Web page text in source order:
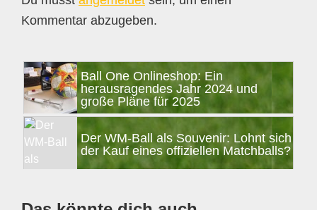
Kommentar abzugeben.
SeitenspalteBall One Onlineshop: Ein
herausragendes Jahr 2024 und
große Pläne für 2025
Der WM-Ball als Souvenir: Lohnt sich
der Kauf eines offiziellen Matchballs?